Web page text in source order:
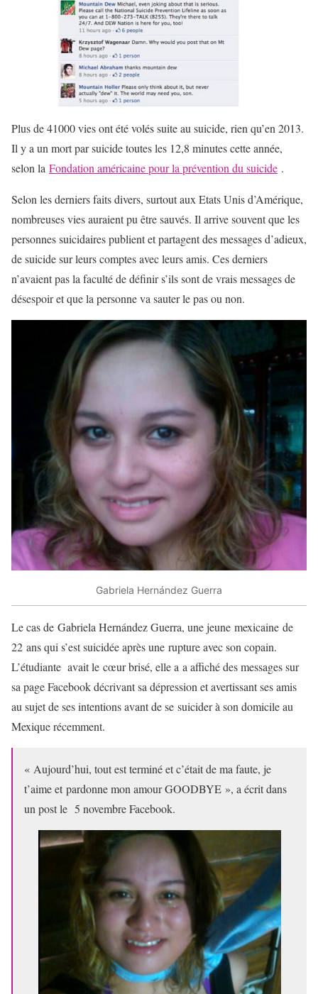
Plus de 41000 vies ont été volés suite au suicide, rien qu’en 2013.
Il y a un mort par suicide toutes les 12,8 minutes cette année,
selon la Fondation américaine pour la prévention du suicide .
Selon les derniers faits divers, surtout aux Etats Unis d’Amérique,
nombreuses vies auraient pu être sauvés. Il arrive souvent que les
personnes suicidaires publient et partagent des messages d’adieux,
de suicide sur leurs comptes avec leurs amis. Ces derniers
n’avaient pas la faculté de définir s’ils sont de vrais messages de
désespoir et que la personne va sauter le pas ou non.
Gabriela Hernández Guerra
Le cas de Gabriela Hernández Guerra, une jeune mexicaine de
22 ans qui s’est suicidée après une rupture avec son copain.
L’étudiante avait le cœur brisé, elle a a affiché des messages sur
sa page Facebook décrivant sa dépression et avertissant ses amis
au sujet de ses intentions avant de se suicider à son domicile au
Mexique récemment.
« Aujourd’hui, tout est terminé et c’était de ma faute, je
t’aime et pardonne mon amour GOODBYE », a écrit dans
un post le 5 novembre Facebook.